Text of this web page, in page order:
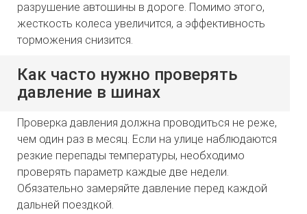
разрушение автошины в дороге. Помимо этого,
жесткость колеса увеличится, а эффективность
торможения снизится.
Как часто нужно проверять
давление в шинах
Проверка давления должна проводиться не реже,
чем один раз в месяц. Если на улице наблюдаются
резкие перепады температуры, необходимо
проверять параметр каждые две недели.
Обязательно замеряйте давление перед каждой
дальней поездкой.